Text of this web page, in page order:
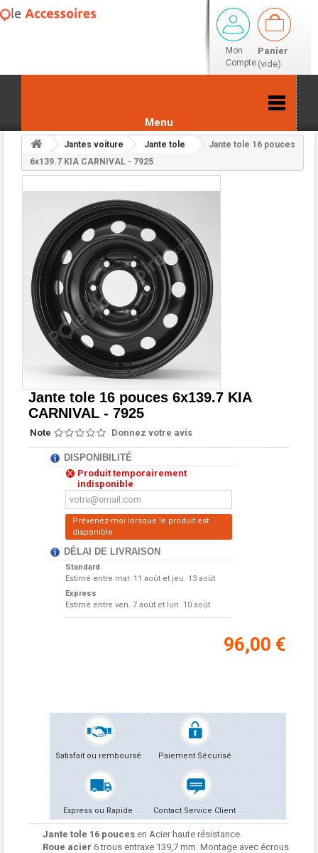
Mon
Compte
Panier
(vide)
Menu
Jantes voiture Jante tole
Jante tole 16 pouces
6x139.7 KIA CARNIVAL - 7925
Jante tole 16 pouces 6x139.7 KIA
CARNIVAL - 7925
Note Donnez votre avis
DISPONIBILITÉ
Produit temporairement
indisponible
Prévenez-moi lorsque le produit est
disponible
DÉLAI DE LIVRAISON
Standard
Estimé entre mar. 11 août et jeu. 13 août
Express
Estimé entre ven. 7 août et lun. 10 août
96,00 €
Satisfait ou remboursé Paiement Sécurisé
Express ou Rapide Contact Service Client
Jante tole 16 pouces en Acier haute résistance.
Roue acier 6 trous entraxe 139,7 mm. Montage avec écrous